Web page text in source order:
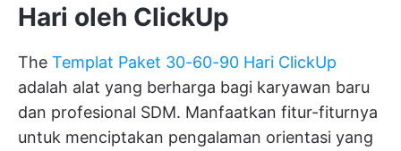
Hari oleh ClickUp
The Templat Paket 30-60-90 Hari ClickUp
adalah alat yang berharga bagi karyawan baru
dan profesional SDM. Manfaatkan fitur-fiturnya
untuk menciptakan pengalaman orientasi yang